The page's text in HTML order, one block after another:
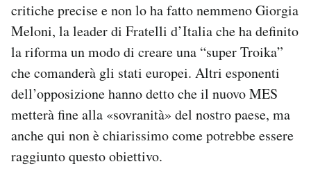
critiche precise e non lo ha fatto nemmeno Giorgia
Meloni, la leader di Fratelli d’Italia che ha definito
la riforma un modo di creare una “super Troika”
che comanderà gli stati europei. Altri esponenti
dell’opposizione hanno detto che il nuovo MES
metterà fine alla «sovranità» del nostro paese, ma
anche qui non è chiarissimo come potrebbe essere
raggiunto questo obiettivo.